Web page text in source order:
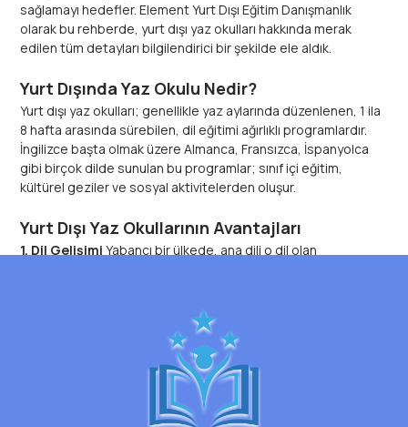
sağlamayı hedefler. Element Yurt Dışı Eğitim Danışmanlık
olarak bu rehberde, yurt dışı yaz okulları hakkında merak
edilen tüm detayları bilgilendirici bir şekilde ele aldık.
Yurt Dışında Yaz Okulu Nedir?
Yurt dışı yaz okulları; genellikle yaz aylarında düzenlenen, 1 ila
8 hafta arasında sürebilen, dil eğitimi ağırlıklı programlardır.
İngilizce başta olmak üzere Almanca, Fransızca, İspanyolca
gibi birçok dilde sunulan bu programlar; sınıf içi eğitim,
kültürel geziler ve sosyal aktivitelerden oluşur.
Yurt Dışı Yaz Okullarının Avantajları
1. Dil Gelişimi Yabancı bir ülkede, ana dili o dil olan
Farklı kültürlerden öğrencilerle bir arada
olmak, kültürel farkındalığı artırır ve global bakış açısı
3. Özgüven ve Kişisel GelişimÖğrenciler kendi ayakları
üzerinde durmayı öğrenir, problem çözme becerileri gelişir ve
4. Akademik ve Kariyer KatkısıYurt dışında alınan eğitim